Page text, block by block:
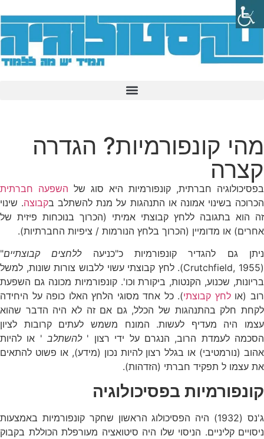
מהי קונפורמיות? הגדרה
קצרה
בפסיכולוגיה חברתית, קונפורמיות היא סוג של השפעה חברתית
הכרוכה בשינוי אמונה או התנהגות על מנת להשתלב בקבוצה. שינוי
זה הוא בתגובה ללחץ קבוצתי אמיתי (הכרוך בנוכחות פיזית של
אחרים) או מדומיין (הכרוך בלחץ הנורמות / ציפיות החברתיות).
ניתן גם להגדיר קונפורמיות כ"כניעהללחצים קבוצתיים"
(Crutchfield, 1955). לחץ קבוצתי עשוי ללבוש צורות שונות, למשל
בריונות, שכנוע, הקנטות, ביקורת וכו'. קונפורמיות מכונה גם השפעת
רוב (אולחץ קבוצתי). כל אחד מסוגי הלחץ האלו כופה על היחידה
לקחת חלק בהתנהגות של הכלל, גם אם זה לא היה הדבר שהוא
עצמו היה מעדיף לעשות. המונח משמש לעתים קרובות לציון
הסכמה לעמדת הרוב, הנגרם על ידי רצון 'להשתלב' או להיות
אהוב (נורמטיבי) או בגלל רצון להיות נכון (מידע), או פשוט להתאים
את עצמו ל תפקיד חברתי (הזדהות).
קונפורמיות בפסיכולוגיה
ג'נס (1932) היה הפסיכולוג הראשון שחקר קונפורמיות באמצעות
ניסויים קליניים. הניסוי שלו היה סיטואציה מעורפלת הכוללת בקבוק